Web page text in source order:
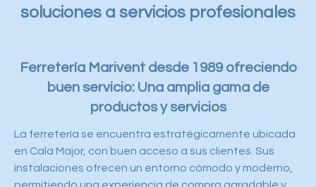
soluciones a servicios profesionales
Ferretería Marivent desde 1989 ofreciendo
buen servicio: Una amplia gama de
productos y servicios
La ferretería se encuentra estratégicamente ubicada
en Cala Major, con buen acceso a sus clientes. Sus
instalaciones ofrecen un entorno cómodo y moderno,